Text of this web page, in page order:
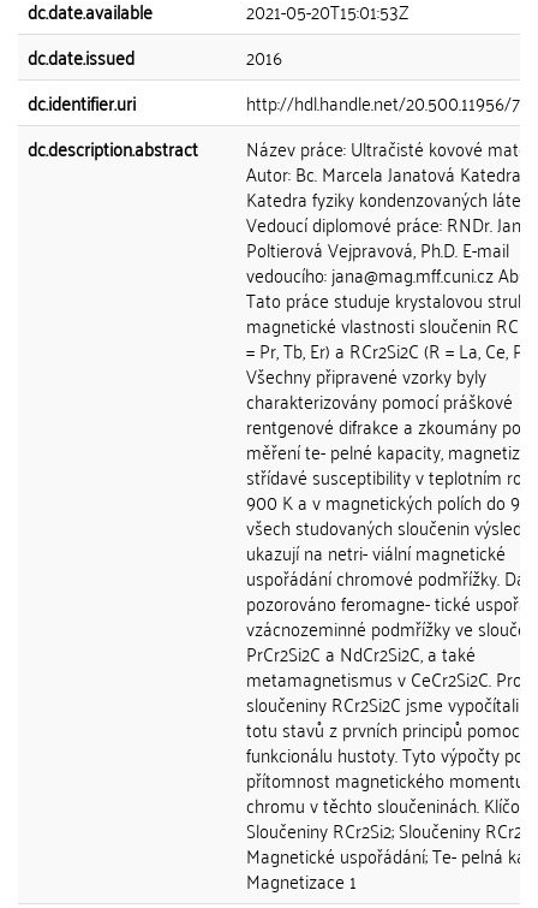
dc.date.available
2021-05-20T15:01:53Z
dc.date.issued
2016
dc.identifier.uri
http://hdl.handle.net/20.500.11956/
dc.description.abstract
Název práce: Ultračisté kovové
Autor: Bc. Marcela Janatová Katedra:
Katedra fyziky kondenzovaných látek
Vedoucí diplomové práce: RNDr. Jana
Poltierová Vejpravová, Ph.D. E-mail
vedoucího: jana@mag.mff.cuni.cz
Tato práce studuje krystalovou
magnetické vlastnosti sloučenin
= Pr, Tb, Er) a RCr2Si2C (R = La, Ce,
Všechny připravené vzorky byly
charakterizovány pomocí práškové
rentgenové difrakce a zkoumány
měření te- pelné kapacity,
střídavé susceptibility v teplotním
900 K a v magnetických polích do 9
všech studovaných sloučenin výsledky
ukazují na netri- viální magnetické
uspořádání chromové podmřížky.
pozorováno feromagne- tické
vzácnozeminné podmřížky ve
PrCr2Si2C a NdCr2Si2C, a také
metamagnetismus v CeCr2Si2C. Pro
sloučeniny RCr2Si2C jsme vypočítali
totu stavů z prvních principů pomocí
funkcionálu hustoty. Tyto výpočty po-
přítomnost magnetického momentu
chromu v těchto sloučeninách.
Sloučeniny RCr2Si2; Sloučeniny
Magnetické uspořádání; Te- pelná
Magnetizace 1